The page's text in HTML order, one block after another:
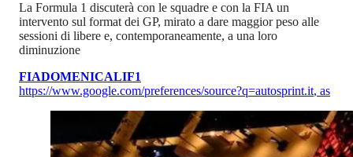
La Formula 1 discuterà con le squadre e con la FIA un
intervento sul format dei GP, mirato a dare maggior peso alle
sessioni di libere e, contemporaneamente, a una loro
diminuzione
FIADOMENICALIF1
https://www.google.com/preferences/source?q=autosprint.it, as